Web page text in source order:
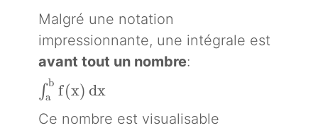
Malgré une notation
impressionnante, une intégrale est
avant tout un nombre:
\int_a^b f(x) \, \mathrm dx
∫a
b f(x) dx
Ce nombre est visualisable